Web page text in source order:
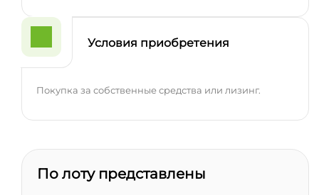
Условия приобретения
Покупка за собственные средства или лизинг.
По лоту представлены